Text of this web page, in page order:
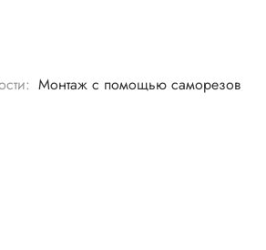
Монтаж с помощью саморезов